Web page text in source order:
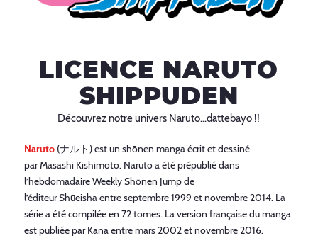
LICENCE NARUTO
SHIPPUDEN
Découvrez notre univers Naruto…dattebayo !!
Naruto(ナルト) est un shōnen manga écrit et dessiné
par Masashi Kishimoto. Narutoa été prépublié dans
l’hebdomadaireWeekly Shōnen Jumpde
l’éditeur Shūeisha entreseptembre 1999 etnovembre 2014. La
série a été compilée en 72 tomes. La version française du manga
est publiée par Kana entre mars 2002 et novembre 2016.